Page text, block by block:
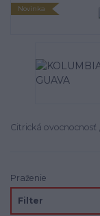
Novinka
Citrická ovocnocnosť
Praženie